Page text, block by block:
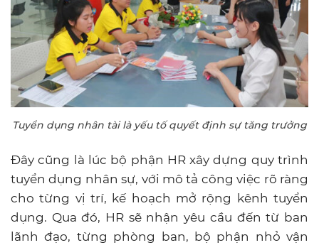
Tuyển dụng nhân tài là yếu tố quyết định sự tăng trưởng
Đây cũng là lúc bộ phận HR xây dựng quy trình
tuyển dụng nhân sự, với mô tả công việc rõ ràng
cho từng vị trí, kế hoạch mở rộng kênh tuyển
dụng. Qua đó, HR sẽ nhận yêu cầu đến từ ban
lãnh đạo, từng phòng ban, bộ phận nhỏ vận